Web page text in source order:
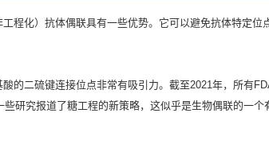
程化）抗体偶联具有一些优势。它可以避免抗体特定
的二硫键连接位点非常有吸引力。截至2021年，所有
研究报道了糖工程的新策略，这似乎是生物偶联的一个